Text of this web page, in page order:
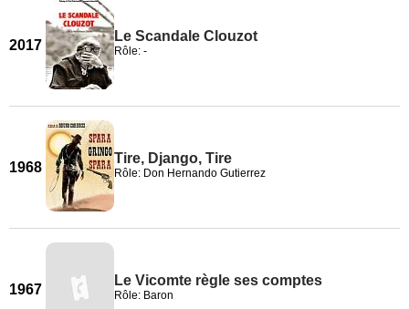
2017
Le Scandale Clouzot
Rôle: -
1968
Tire, Django, Tire
Rôle: Don Hernando Gutierrez
1967
Le Vicomte règle ses comptes
Rôle: Baron